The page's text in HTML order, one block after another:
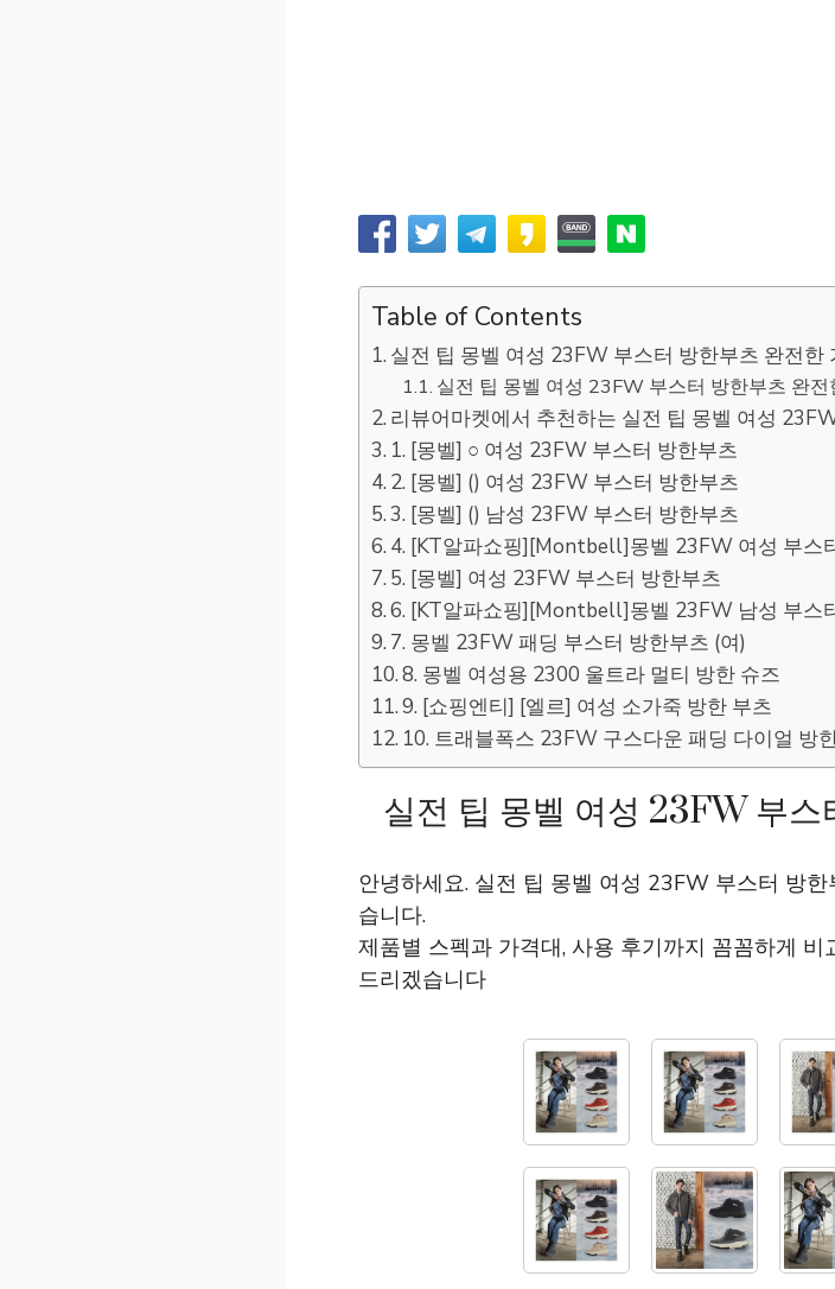
Table of Contents
실전 팁 몽벨 여성 23FW 부스터 방한부츠 완전한
실전 팁 몽벨 여성 23FW 부스터 방한부츠 완
리뷰어마켓에서 추천하는 실전 팁 몽벨 여성
1. [몽벨] ○ 여성 23FW 부스터 방한부츠
2. [몽벨] () 여성 23FW 부스터 방한부츠
3. [몽벨] () 남성 23FW 부스터 방한부츠
4. [KT알파쇼핑][Montbell]몽벨 23FW 여성 부스
5. [몽벨] 여성 23FW 부스터 방한부츠
6. [KT알파쇼핑][Montbell]몽벨 23FW 남성 부스
7. 몽벨 23FW 패딩 부스터 방한부츠 (여)
8. 몽벨 여성용 2300 울트라 멀티 방한 슈즈
9. [쇼핑엔티] [엘르] 여성 소가죽 방한 부츠
10. 트래블폭스 23FW 구스다운 패딩 다이얼 방
실전 팁 몽벨 여성 23FW 부스
안녕하세요. 실전 팁 몽벨 여성 23FW 부스터 방
습니다.
제품별 스펙과 가격대, 사용 후기까지 꼼꼼하게
드리겠습니다